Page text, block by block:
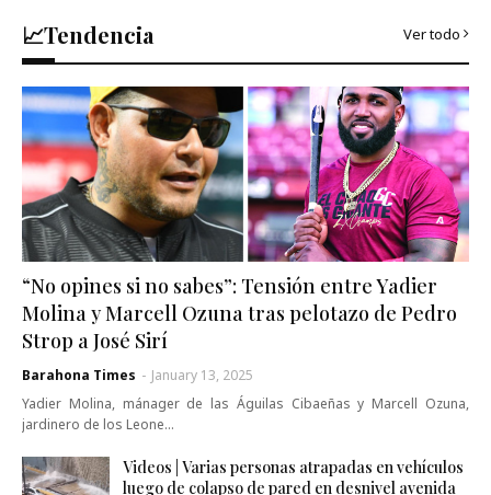
📈Tendencia Ver todo
“No opines si no sabes”: Tensión entre Yadier
Molina y Marcell Ozuna tras pelotazo de Pedro
Strop a José Sirí
Barahona Times - January 13, 2025
Yadier Molina, mánager de las Águilas Cibaeñas y Marcell Ozuna,
jardinero de los Leone…
Videos | Varias personas atrapadas en vehículos
luego de colapso de pared en desnivel avenida